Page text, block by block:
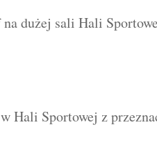
dużej sali Hali
Hali Sportowej z